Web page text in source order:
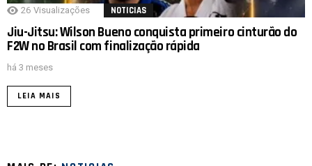
26 Visualizações NOTICIAS
Jiu-Jitsu: Wilson Bueno conquista primeiro cinturão do
F2W no Brasil com finalização rápida
há 3 meses
LEIA MAIS